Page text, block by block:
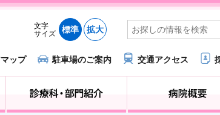
文字
サイズ
標準 拡大
ップ 駐車場のご案内 交通アクセス